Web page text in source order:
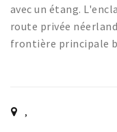
Sign in
avec un étang.
route privée
frontière principale
,